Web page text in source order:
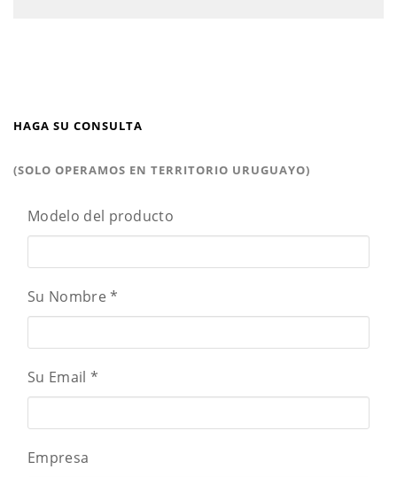
HAGA SU CONSULTA
(SOLO OPERAMOS EN TERRITORIO URUGUAYO)
Modelo del producto
Su Nombre*
Su Email *
Empresa